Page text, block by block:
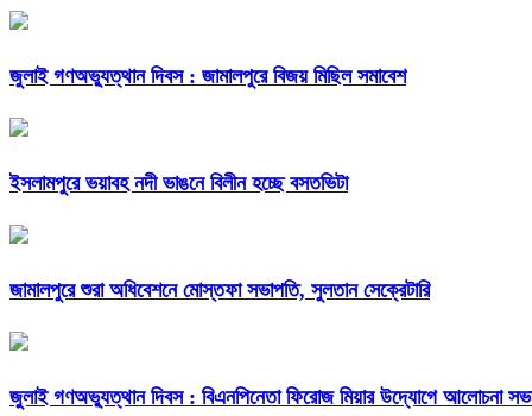
জুলাই গণঅভ্যুত্থান দিবস : জামালপুরে বিজয় মিছিল সমাবেশ
ইসলামপুরে ভয়াবহ নদী ভাঙনে বিলীন হচ্ছে বসতভিটা
জামালপুরে শুরা অধিবেশনে মোস্তফা সভাপতি, সুলতান সেক্রেটারি
জুলাই গণঅভ্যুত্থান দিবস : বিএনপিনেতা ফিরোজ মিয়ার উদ্যোগে আলোচনা